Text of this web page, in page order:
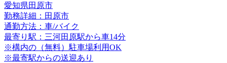
愛知県田原市
勤務詳細：田原市
通勤方法：車/バイク
最寄り駅：三河田原駅から車14分
※構内の（無料）駐車場利用OK
※最寄駅からの送迎あり